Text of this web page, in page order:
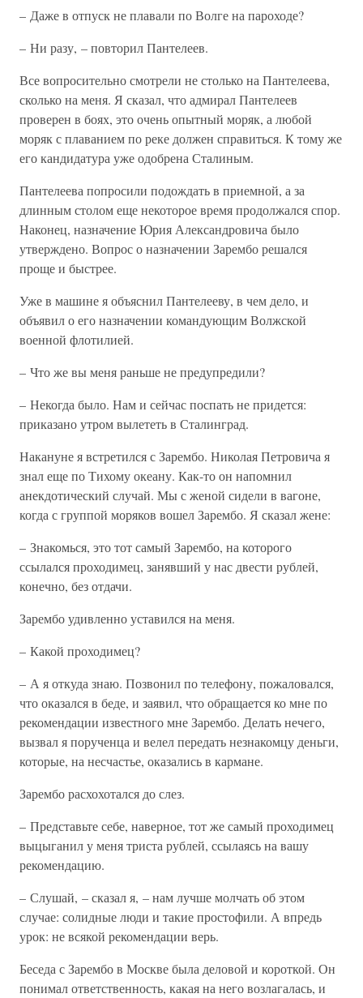
– Даже в отпуск не плавали по Волге на пароходе?
– Ни разу, – повторил Пантелеев.
Все вопросительно смотрели не столько на Пантелеева,
сколько на меня. Я сказал, что адмирал Пантелеев
проверен в боях, это очень опытный моряк, а любой
моряк с плаванием по реке должен справиться. К тому же
его кандидатура уже одобрена Сталиным.
Пантелеева попросили подождать в приемной, а за
длинным столом еще некоторое время продолжался спор.
Наконец, назначение Юрия Александровича было
утверждено. Вопрос о назначении Зарембо решался
проще и быстрее.
Уже в машине я объяснил Пантелееву, в чем дело, и
объявил о его назначении командующим Волжской
военной флотилией.
– Что же вы меня раньше не предупредили?
– Некогда было. Нам и сейчас поспать не придется:
приказано утром вылететь в Сталинград.
Накануне я встретился с Зарембо. Николая Петровича я
знал еще по Тихому океану. Как-то он напомнил
анекдотический случай. Мы с женой сидели в вагоне,
когда с группой моряков вошел Зарембо. Я сказал жене:
– Знакомься, это тот самый Зарембо, на которого
ссылался проходимец, занявший у нас двести рублей,
конечно, без отдачи.
Зарембо удивленно уставился на меня.
– Какой проходимец?
– А я откуда знаю. Позвонил по телефону, пожаловался,
что оказался в беде, и заявил, что обращается ко мне по
рекомендации известного мне Зарембо. Делать нечего,
вызвал я порученца и велел передать незнакомцу деньги,
которые, на несчастье, оказались в кармане.
Зарембо расхохотался до слез.
– Представьте себе, наверное, тот же самый проходимец
выцыганил у меня триста рублей, ссылаясь на вашу
рекомендацию.
– Слушай, – сказал я, – нам лучше молчать об этом
случае: солидные люди и такие простофили. А впредь
урок: не всякой рекомендации верь.
Беседа с Зарембо в Москве была деловой и короткой. Он
понимал ответственность, какая на него возлагалась, и